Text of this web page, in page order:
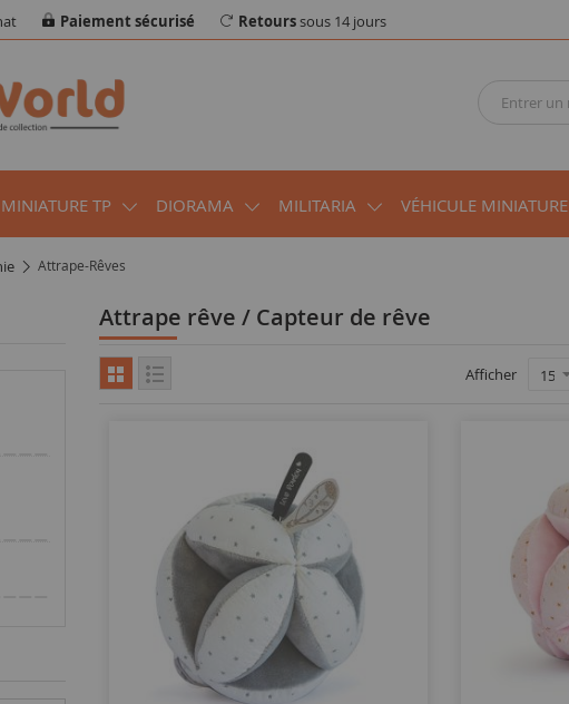
Paiement sécurisé Retourssous 14 jours
MINIATURE TP DIORAMA MILITARIA VÉHICULE MINIATURE
Attrape-Rêves
Attrape rêve / Capteur de rêve
Afficher